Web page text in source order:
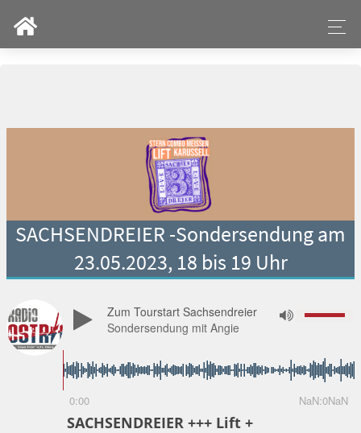
SACHSENDREIER -Sondersendung am
23.05.2023, 18 bis 19 Uhr
Zum Tourstart Sachsendreier
Sondersendung mit Angie
NaN:0NaN
0:00
SACHSENDREIER +++ Lift +